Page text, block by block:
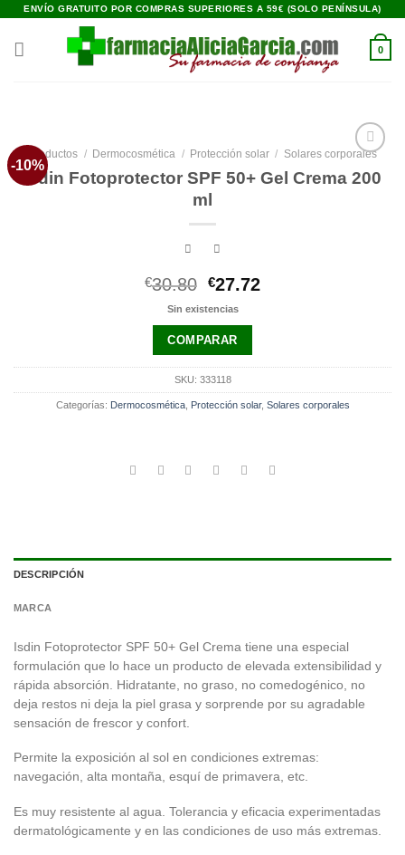
Saltar
contenido
ENVÍO GRATUITO POR COMPRAS SUPERIORES A 59€ (SOLO PENÍNSULA)
0
-10%
a la
Productos / Dermocosmética / Protección solar / Solares corporales
Isdin Fotoprotector SPF 50+ Gel Crema 200
ml
€30.80 El
precio
era:
€30.80.
€27.72
Sin existencias
COMPARAR
SKU: 333118
Categorías: Dermocosmética, Protección solar, Solares corporales
DESCRIPCIÓN
MARCA
Isdin Fotoprotector SPF 50+ Gel Crema tiene una especial
formulación que lo hace un producto de elevada extensibilidad y
rápida absorción. Hidratante, no graso, no comedogénico, no
deja restos ni deja la piel grasa y sorprende por su agradable
sensación de frescor y confort.
Permite la exposición al sol en condiciones extremas:
navegación, alta montaña, esquí de primavera, etc.
Es muy resistente al agua. Tolerancia y eficacia experimentadas
dermatológicamente y en las condiciones de uso más extremas.